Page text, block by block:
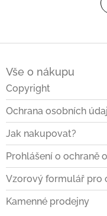
Vše o nákupu
Copyright
Ochrana osobních
Jak nakupovat?
Prohlášení o ochraně
Vzorový formulář pro
Kamenné prodejny